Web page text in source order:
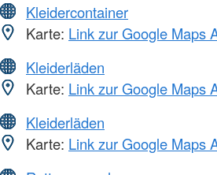
Kleidercontainer
Karte: Link zur Google Maps
Kleiderläden
Karte: Link zur Google Maps
Kleiderläden
Karte: Link zur Google Maps